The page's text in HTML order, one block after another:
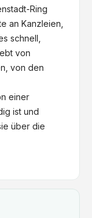
Ring
an Kanzleien,
schnell,
von
von den
einer
ist und
über die